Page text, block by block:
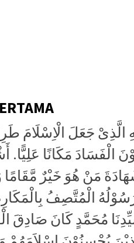
الَّذِىْ جَعَلَ الْاِسْلَامَ
الْفَسَادَ مَكَانًا عَلِيًّا.
مَنْ هُوَ خَيْرٌ
الْمُتَّصِفُ
مُحَمَّدٍ كَانَ صَادِقَ